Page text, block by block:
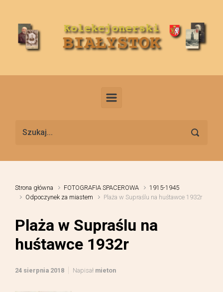
Strona główna FOTOGRAFIA SPACEROWA
1915-1945
Odpoczynek za miastem
Plaża w Supraślu na huśtawce 1932r
Plaża w Supraślu na
huśtawce 1932r
24 sierpnia 2018 Napisał mieton